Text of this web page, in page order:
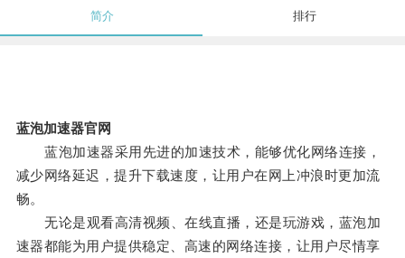
简介 排行
蓝泡加速器官网
蓝泡加速器采用先进的加速技术，能够优化网络连接，
减少网络延迟，提升下载速度，让用户在网上冲浪时更加流
畅。
无论是观看高清视频、在线直播，还是玩游戏，蓝泡加
速器都能为用户提供稳定、高速的网络连接，让用户尽情享